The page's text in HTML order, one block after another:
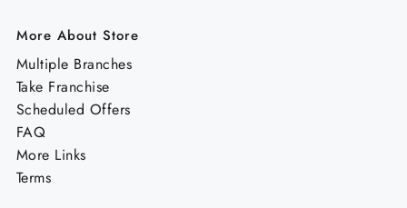
More About Store
Multiple Branches
Take Franchise
Scheduled Offers
FAQ
More Links
Terms